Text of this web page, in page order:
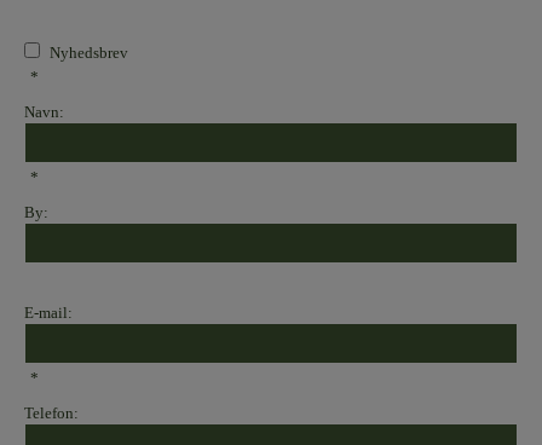
Nyhedsbrev
*
Navn:
*
By:
E-mail:
*
Telefon: